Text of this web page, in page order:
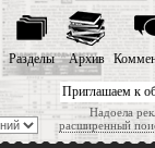
Приглашаем к
Надоела
расширенный
Разделы Архив